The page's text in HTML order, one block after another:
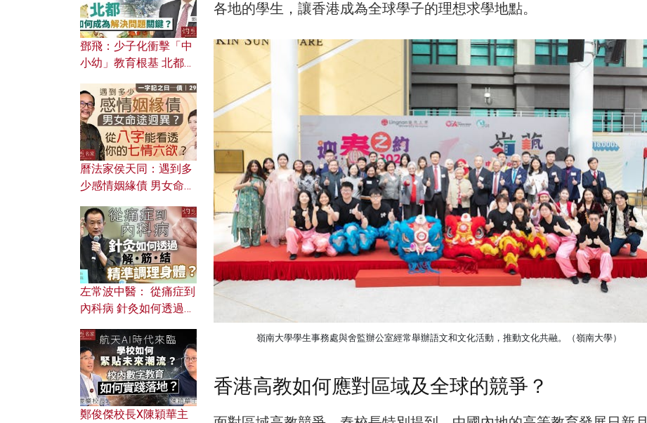
各地的學生，讓香港成為全球學子的理想求學地點。
嶺南大學學生事務處與舍監辦公室經常舉辦語文和文化活動，推動文化共融。（嶺南大學）
香港高教如何應對區域及全球的競爭？
鄧飛：少子化衝擊「中
小幼」教育根基 北都如
曆法家侯天同：遇到多
少感情姻緣債 男女命途
的七情六欲？
左常波中醫： 從痛症到
內科病 針灸如何透過解
鄭俊傑校長X陳穎華主